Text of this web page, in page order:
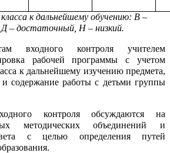
к дальнейшему обучению: В –
Д – достаточный, Н – низкий.
входного контроля учителем
рабочей программы с учетом
к дальнейшему изучению предмета,
содержание работы с детьми группы
контроля обсуждаются на
методических объединений и
с целью определения путей